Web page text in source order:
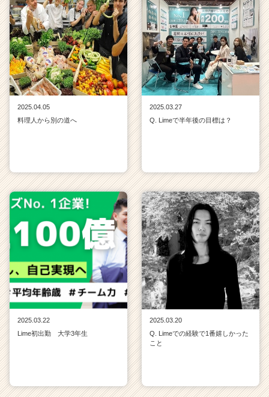
2025.04.05
料理人から別の道へ
2025.03.27
Q. Limeで半年後の目標は？
2025.03.22
Lime初出勤 大学3年生
2025.03.20
Q. Limeでの経験で1番嬉しかった
こと